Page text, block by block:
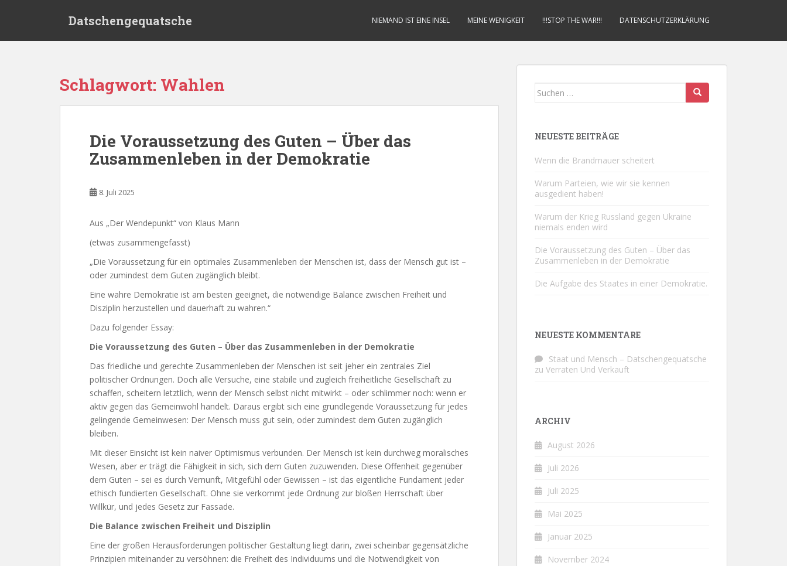
Datschengequatsche NIEMAND IST EINE INSEL MEINE WENIGKEIT !!!STOP THE WAR!!! DATENSCHUTZERKLÄRUNG
Schlagwort: Wahlen
Die Voraussetzung des Guten – Über das
Zusammenleben in der Demokratie
8. Juli 2025
Aus „Der Wendepunkt“ von Klaus Mann
(etwas zusammengefasst)
„Die Voraussetzung für ein optimales Zusammenleben der Menschen ist, dass der Mensch gut ist –
oder zumindest dem Guten zugänglich bleibt.
Eine wahre Demokratie ist am besten geeignet, die notwendige Balance zwischen Freiheit und
Disziplin herzustellen und dauerhaft zu wahren.“
Dazu folgender Essay:
Die Voraussetzung des Guten – Über das Zusammenleben in der Demokratie
Das friedliche und gerechte Zusammenleben der Menschen ist seit jeher ein zentrales Ziel
politischer Ordnungen. Doch alle Versuche, eine stabile und zugleich freiheitliche Gesellschaft zu
schaffen, scheitern letztlich, wenn der Mensch selbst nicht mitwirkt – oder schlimmer noch: wenn er
aktiv gegen das Gemeinwohl handelt. Daraus ergibt sich eine grundlegende Voraussetzung für jedes
gelingende Gemeinwesen: Der Mensch muss gut sein, oder zumindest dem Guten zugänglich
bleiben.
Mit dieser Einsicht ist kein naiver Optimismus verbunden. Der Mensch ist kein durchweg moralisches
Wesen, aber er trägt die Fähigkeit in sich, sich dem Guten zuzuwenden. Diese Offenheit gegenüber
dem Guten – sei es durch Vernunft, Mitgefühl oder Gewissen – ist das eigentliche Fundament jeder
ethisch fundierten Gesellschaft. Ohne sie verkommt jede Ordnung zur bloßen Herrschaft über
Willkür, und jedes Gesetz zur Fassade.
Die Balance zwischen Freiheit und Disziplin
Eine der großen Herausforderungen politischer Gestaltung liegt darin, zwei scheinbar gegensätzliche
Prinzipien miteinander zu versöhnen: die Freiheit des Individuums und die Notwendigkeit von
Suchen
NEUESTE BEITRÄGE
Wenn die Brandmauer scheitert
Warum Parteien, wie wir sie kennen
ausgedient haben!
Warum der Krieg Russland gegen Ukraine
niemals enden wird
Die Voraussetzung des Guten – Über das
Zusammenleben in der Demokratie
Die Aufgabe des Staates in einer Demokratie.
NEUESTE KOMMENTARE
Staat und Mensch – Datschengequatsche
zu Verraten Und Verkauft
ARCHIV
August 2026
Juli 2026
Juli 2025
Mai 2025
Januar 2025
November 2024